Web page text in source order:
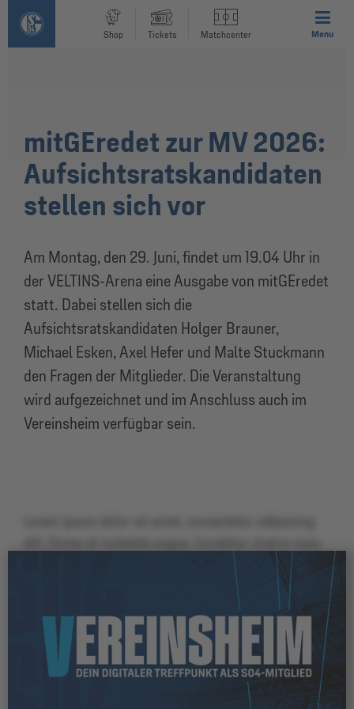
Shop Tickets Matchcenter Menu
mitGEredet zur MV 2026:
Aufsichtsratskandidaten
stellen sich vor
Am Montag, den 29. Juni, findet um 19.04 Uhr in
der VELTINS-Arena eine Ausgabe von mitGEredet
statt. Dabei stellen sich die
Aufsichtsratskandidaten Holger Brauner,
Michael Esken, Axel Hefer und Malte Stuckmann
den Fragen der Mitglieder. Die Veranstaltung
wird aufgezeichnet und im Anschluss auch im
Vereinsheim verfügbar sein.
vel tincidunt pretium. Vivamus quam lacus, semper
sit amet massa non, pulvinar blandit arcu. Cras
feugiat ante eu vulputate sollicitudin. Nunc imperdiet
nec nibh sit amet imperdiet. Integer eros purus,
euismod vel volutpat vitae, rutrum vitae nisi. Ut
cursus velit ac nisl auctor luctus. Cras vulputate
maximus nisl, at sodales purus commodo eu. Aenean